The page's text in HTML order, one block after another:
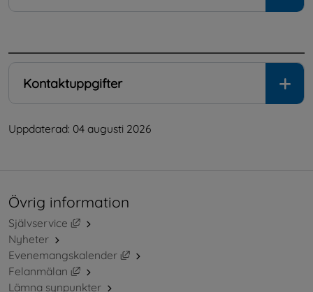
Kontaktuppgifter
Uppdaterad: 04 augusti 2026
Övrig information
Självservice
Länk till annan webbplats, öppnas i nytt fönster.
Nyheter
Evenemangskalender
Länk till annan webbplats, öppnas i
Felanmälan
Länk till annan webbplats, öppnas i nytt fönster.
Lämna synpunkter